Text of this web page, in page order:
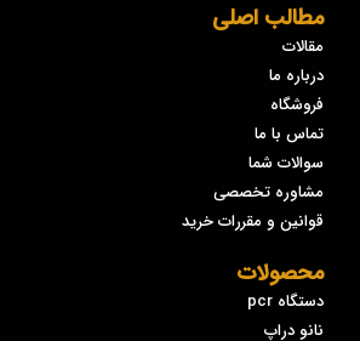
مطالب اصلی
مقالات
درباره ما
فروشگاه
تماس با ما
سوالات شما
مشاوره تخصصی
قوانین و مقررات خرید
محصولات
دستگاه pcr
نانو دراپ